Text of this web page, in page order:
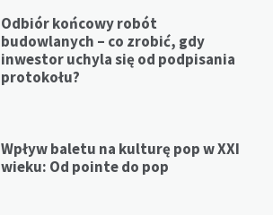
Odbiór końcowy robót
budowlanych – co zrobić, gdy
inwestor uchyla się od podpisania
protokołu?
Wpływ baletu na kulturę pop w XXI
wieku: Od pointe do pop